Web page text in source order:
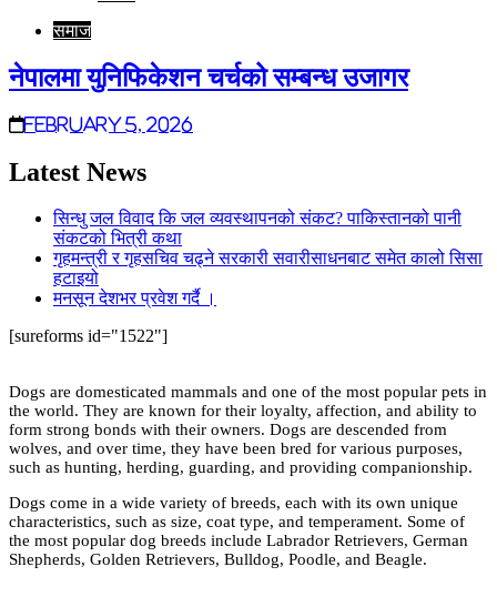
समाज
नेपालमा युनिफिकेशन चर्चको सम्बन्ध उजागर
February 5, 2026
Latest News
सिन्धु जल विवाद कि जल व्यवस्थापनको संकट? पाकिस्तानको पानी
संकटको भित्री कथा
गृहमन्त्री र गृहसचिव चढ्ने सरकारी सवारीसाधनबाट समेत कालो सिसा
हटाइयो
मनसून देशभर प्रवेश गर्दै ।
[sureforms id="1522"]
Dogs are domesticated mammals and one of the most popular pets in
the world. They are known for their loyalty, affection, and ability to
form strong bonds with their owners. Dogs are descended from
wolves, and over time, they have been bred for various purposes,
such as hunting, herding, guarding, and providing companionship.
Dogs come in a wide variety of breeds, each with its own unique
characteristics, such as size, coat type, and temperament. Some of
the most popular dog breeds include Labrador Retrievers, German
Shepherds, Golden Retrievers, Bulldog, Poodle, and Beagle.